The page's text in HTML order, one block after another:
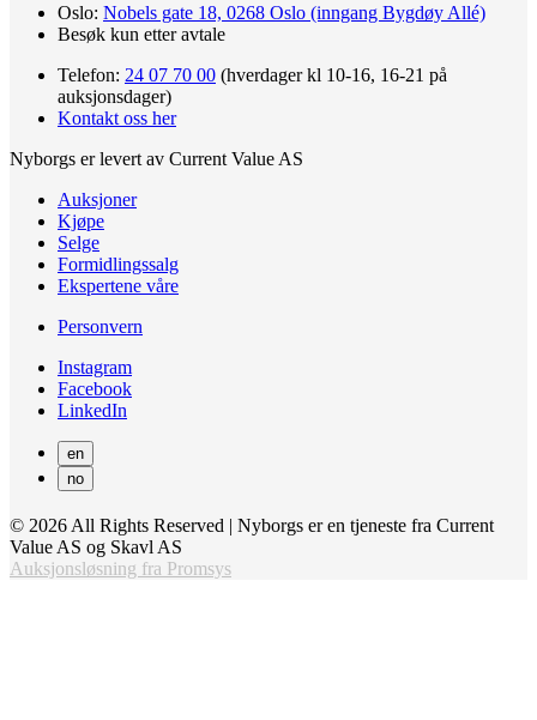
Oslo: Nobels gate 18, 0268 Oslo (inngang Bygdøy Allé)
Besøk kun etter avtale
Telefon: 24 07 70 00 (hverdager kl 10-16, 16-21 på
auksjonsdager)
Kontakt oss her
Nyborgs er levert av Current Value AS
Auksjoner
Kjøpe
Selge
Formidlingssalg
Ekspertene våre
Personvern
Instagram
Facebook
LinkedIn
en
no
© 2026 All Rights Reserved | Nyborgs er en tjeneste fra Current
Value AS og Skavl AS
Auksjonsløsning fra Promsys